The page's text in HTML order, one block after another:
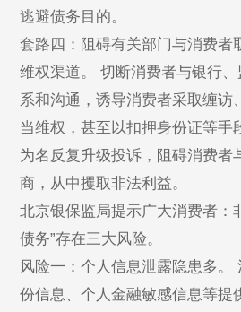
逃避债务目的。
套路四：阻碍有关部门与消费者
维权渠道。 切断消费者与银行
系和沟通，诱导消费者采取缠访
当维权，甚至以扣押身份证等手
为名反复升级投诉，阻碍消费者
商，从中攫取非法利益。
北京银保监局提示广大消费者：
债务”存在三大风险。
风险一：个人信息泄露隐患多。
份信息、个人金融敏感信息等提